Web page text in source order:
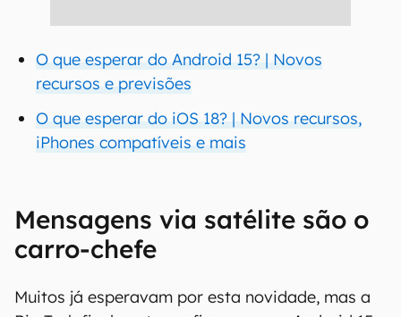
O que esperar do Android 15? | Novos
recursos e previsões
O que esperar do iOS 18? | Novos recursos,
iPhones compatíveis e mais
Mensagens via satélite são o
carro-chefe
Muitos já esperavam por esta novidade, mas a